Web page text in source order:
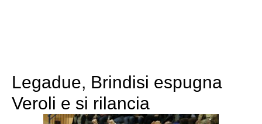
Legadue, Brindisi espugna
Veroli e si rilancia